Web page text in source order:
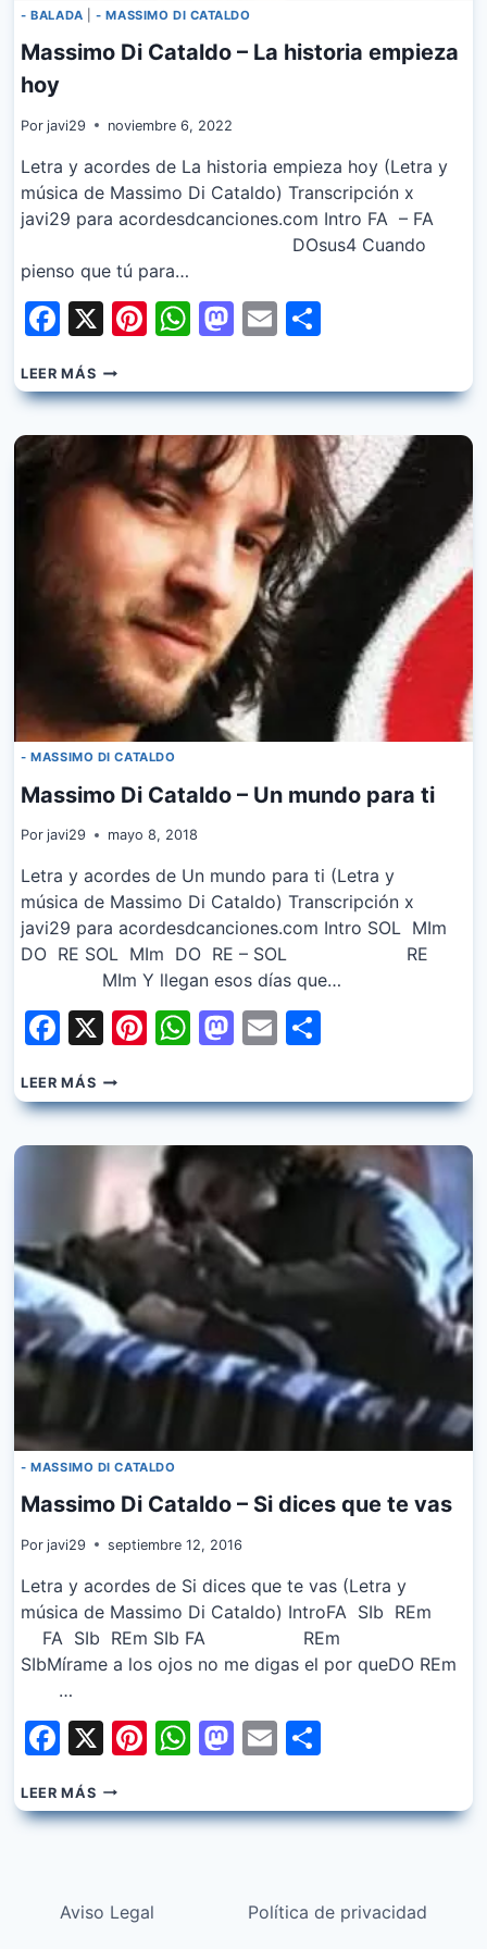
- BALADA |- MASSIMO DI CATALDO
Massimo Di Cataldo – La historia empieza
hoy
Por javi29 noviembre 6, 2022
Letra y acordes de La historia empieza hoy (Letra y
música de Massimo Di Cataldo) Transcripción x
javi29 para acordesdcanciones.com Intro FA – FA
DOsus4 Cuando
pienso que tú para…
Facebook
X Pinterest
WhatsApp
Mastodon
Email
LEER MÁSMASSIMO
DI
CATALDO
HISTORIA
EMPIEZA
HOY
- MASSIMO DI CATALDO
Massimo Di Cataldo – Un mundo para ti
Por javi29 mayo 8, 2018
Letra y acordes de Un mundo para ti (Letra y
música de Massimo Di Cataldo) Transcripción x
javi29 para acordesdcanciones.com Intro SOL MIm
DO RE SOL MIm DO RE – SOL RE
MIm Y llegan esos días que…
Facebook
X Pinterest
WhatsApp
Mastodon
Email
LEER MÁSMASSIMO
DI
CATALDO
MUNDO
- MASSIMO DI CATALDO
Massimo Di Cataldo – Si dices que te vas
Por javi29 septiembre 12, 2016
Letra y acordes de Si dices que te vas (Letra y
música de Massimo Di Cataldo) IntroFA SIb REm
FA SIb REm SIb FA REm
SIbMírame a los ojos no me digas el por queDO REm
…
Facebook
X Pinterest
WhatsApp
Mastodon
Email
LEER MÁSMASSIMO
DI
CATALDO
QUE
Aviso Legal Política de privacidad